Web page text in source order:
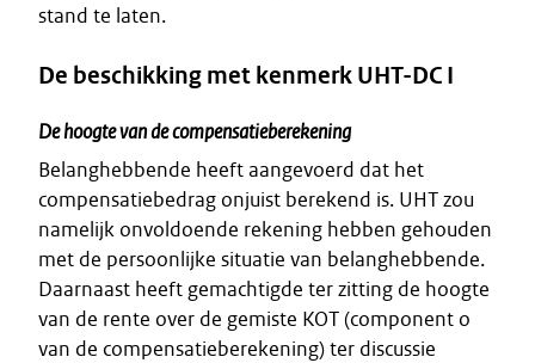
stand te laten.
De beschikking met kenmerk UHT-DC I
De hoogte van de compensatieberekening
Belanghebbende heeft aangevoerd dat het
compensatiebedrag onjuist berekend is. UHT zou
namelijk onvoldoende rekening hebben gehouden
met de persoonlijke situatie van belanghebbende.
Daarnaast heeft gemachtigde ter zitting de hoogte
van de rente over de gemiste KOT (component o
van de compensatieberekening) ter discussie